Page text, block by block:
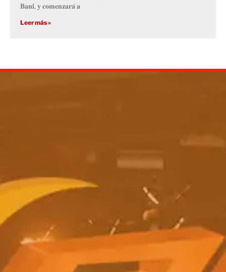
𝐁𝐚𝐧𝐢́, 𝐲 𝐜𝐨𝐦𝐞𝐧𝐳𝐚𝐫𝐚́ 𝐚
Leer más »